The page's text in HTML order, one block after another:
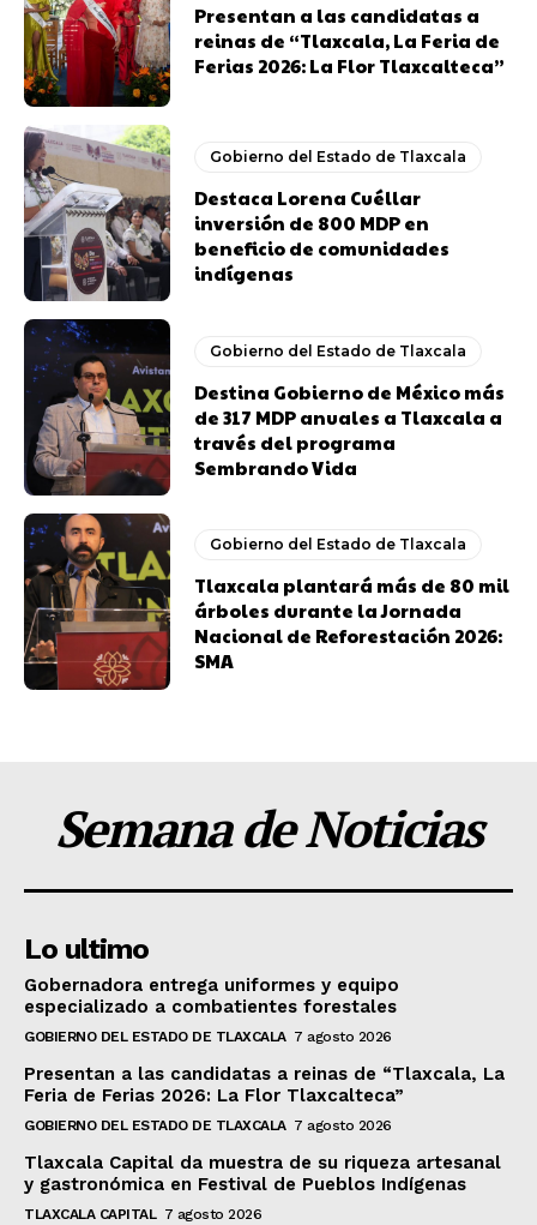
Presentan a las candidatas a
reinas de “Tlaxcala, La Feria de
Ferias 2026: La Flor Tlaxcalteca”
Gobierno del Estado de Tlaxcala
Destaca Lorena Cuéllar
inversión de 800 MDP en
beneficio de comunidades
indígenas
Gobierno del Estado de Tlaxcala
Destina Gobierno de México más
de 317 MDP anuales a Tlaxcala a
través del programa
Sembrando Vida
Gobierno del Estado de Tlaxcala
Tlaxcala plantará más de 80 mil
árboles durante la Jornada
Nacional de Reforestación 2026:
SMA
Semana de Noticias
Lo ultimo
Gobernadora entrega uniformes y equipo
especializado a combatientes forestales
GOBIERNO DEL ESTADO DE TLAXCALA 7 agosto 2026
Presentan a las candidatas a reinas de “Tlaxcala, La
Feria de Ferias 2026: La Flor Tlaxcalteca”
GOBIERNO DEL ESTADO DE TLAXCALA 7 agosto 2026
Tlaxcala Capital da muestra de su riqueza artesanal
y gastronómica en Festival de Pueblos Indígenas
TLAXCALA CAPITAL 7 agosto 2026